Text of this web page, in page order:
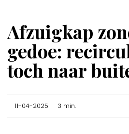
Afzuigkap
gedoe:
toch naar
11-04-2025 3 min.